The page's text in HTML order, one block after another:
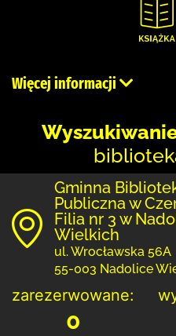
Więcej informacji
Gminna
Publiczna w
Filia nr 3 w
Wielkich
ul. Wrocławska 56A
55-003 Nadolice
zarezerwowane:
0